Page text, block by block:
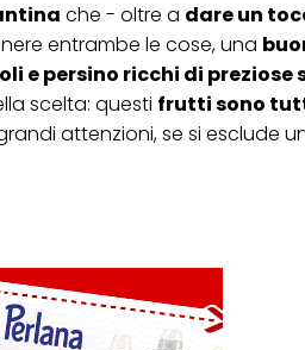
che - oltre a dare un
entrambe le cose, una
e persino ricchi di preziose
scelta: questi frutti sono
attenzioni, se si esclude